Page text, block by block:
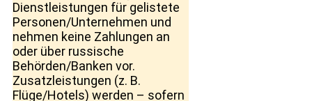
Dienstleistungen für gelistete
Personen/Unternehmen und
nehmen keine Zahlungen an
oder über russische
Behörden/Banken vor.
Zusatzleistungen (z. B.
Flüge/Hotels) werden – sofern